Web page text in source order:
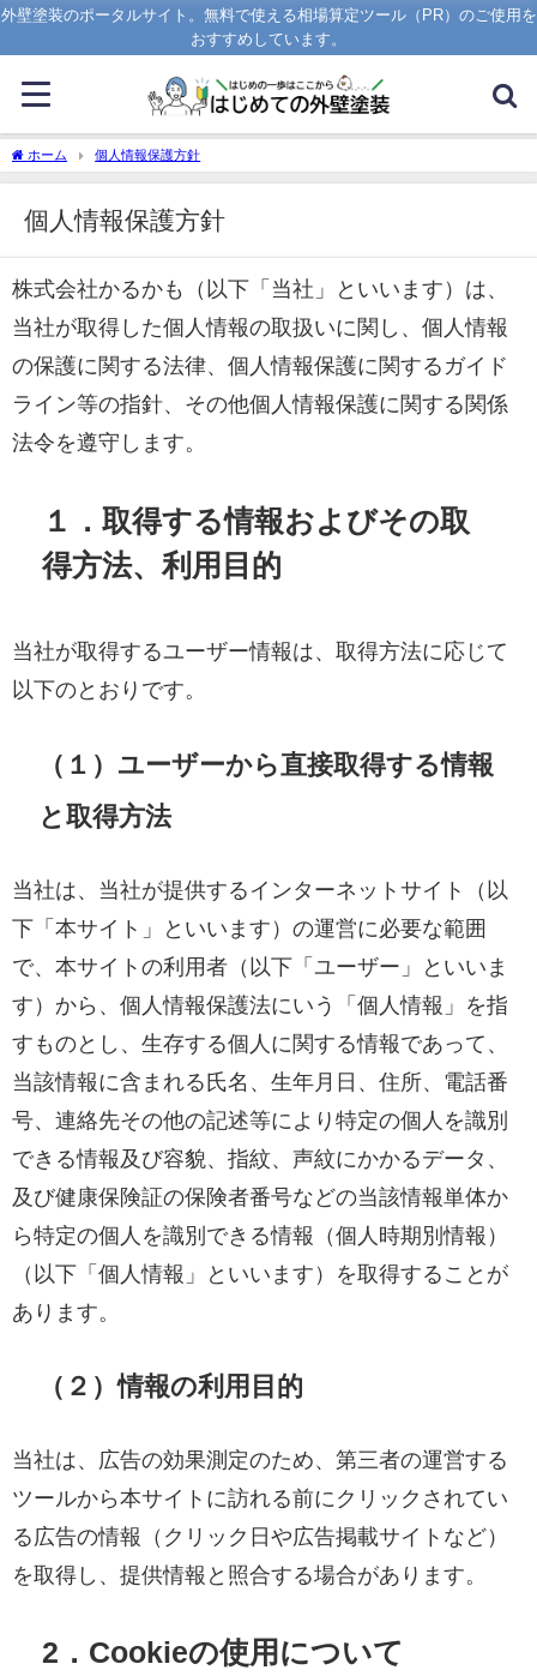
外壁塗装のポータルサイト。無料で使える相場算定ツール（PR）のご使用を
おすすめしています。
ホーム 個人情報保護方針
個人情報保護方針
株式会社かるかも（以下「当社」といいます）は、
当社が取得した個人情報の取扱いに関し、個人情報
の保護に関する法律、個人情報保護に関するガイド
ライン等の指針、その他個人情報保護に関する関係
法令を遵守します。
１．取得する情報およびその取
得方法、利用目的
当社が取得するユーザー情報は、取得方法に応じて
以下のとおりです。
（１）ユーザーから直接取得する情報
と取得方法
当社は、当社が提供するインターネットサイト（以
下「本サイト」といいます）の運営に必要な範囲
で、本サイトの利用者（以下「ユーザー」といいま
す）から、個人情報保護法にいう「個人情報」を指
すものとし、生存する個人に関する情報であって、
当該情報に含まれる氏名、生年月日、住所、電話番
号、連絡先その他の記述等により特定の個人を識別
できる情報及び容貌、指紋、声紋にかかるデータ、
及び健康保険証の保険者番号などの当該情報単体か
ら特定の個人を識別できる情報（個人時期別情報）
（以下「個人情報」といいます）を取得することが
あります。
（２）情報の利用目的
当社は、広告の効果測定のため、第三者の運営する
ツールから本サイトに訪れる前にクリックされてい
る広告の情報（クリック日や広告掲載サイトなど）
を取得し、提供情報と照合する場合があります。
2．Cookieの使用について